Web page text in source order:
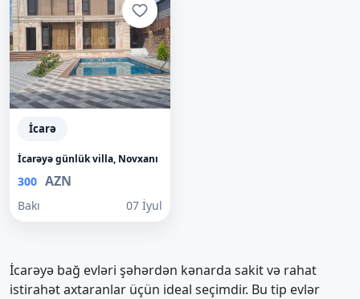
İcarə
İcarəyə günlük villa, Novxanı
300 AZN
Bakı 07 İyul
İcarəyə bağ evləri şəhərdən kənarda sakit və rahat
istirahət axtaranlar üçün ideal seçimdir. Bu tip evlər